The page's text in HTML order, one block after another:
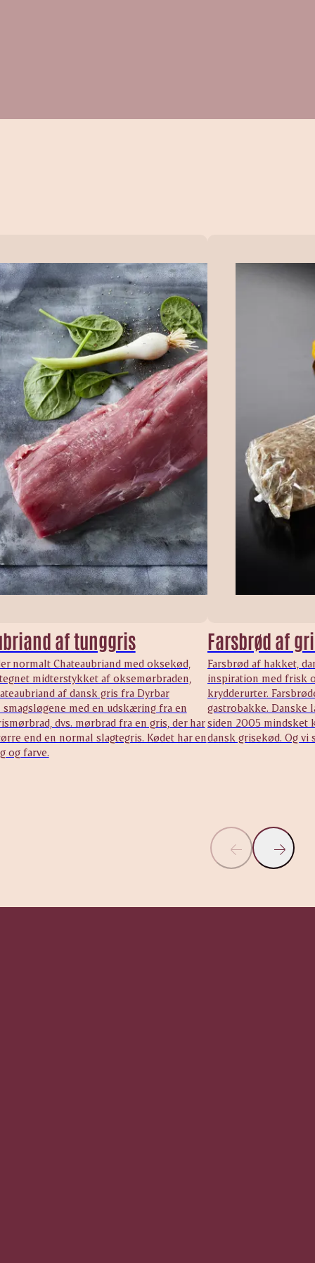
af tunggris
normalt Chateaubriand med oksekød,
midterstykket af oksemørbraden,
af dansk gris fra Dyrbar
med en udskæring fra en
dvs. mørbrad fra en gris, der har
end en normal slagtegris. Kødet har en
og farve.
Farsbrød af
Farsbrød af hakket,
inspiration med frisk
krydderurter.
gastrobakke. Danske
siden 2005 mindsket
dansk grisekød. Og vi